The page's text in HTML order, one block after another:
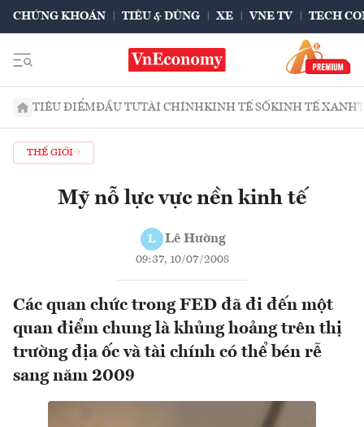
CHỨNG KHOÁN TIÊU & DÙNG XE VNE TV TECH
TIÊU ĐIỂMĐẦU TƯTÀI CHÍNHKINH TẾ SỐKINH TẾ XANH
THẾ GIỚI
Mỹ nỗ lực vực nền kinh tế
L Lê Hường
09:37, 10/07/2008
Các quan chức trong FED đã đi đến một
quan điểm chung là khủng hoảng trên thị
trường địa ốc và tài chính có thể bén rễ
sang năm 2009